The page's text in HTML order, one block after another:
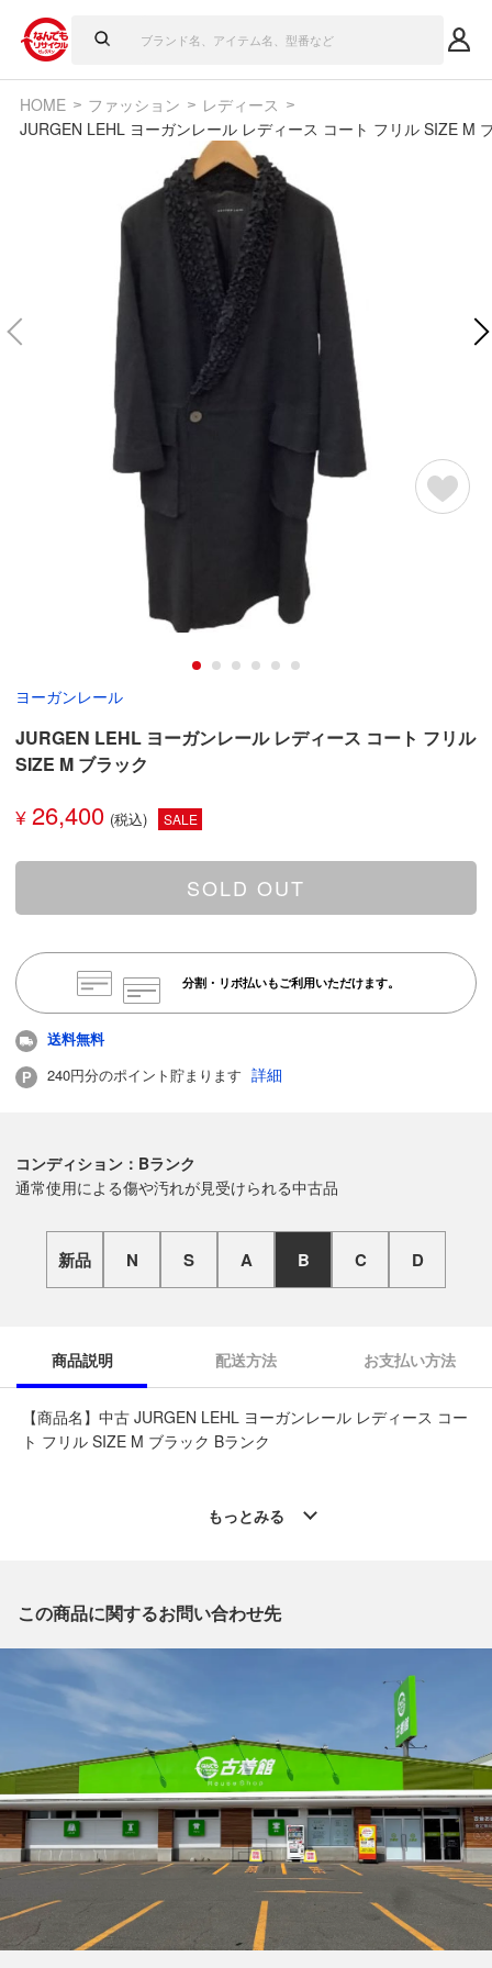
HOME ファッション
レディース
JURGEN LEHL ヨーガンレール レディース コート フリル SIZE M
ヨーガンレール
JURGEN LEHL ヨーガンレール レディース コート フリル
SIZE M ブラック
¥ 26,400 SALE
SOLD OUT
分割・リボ払いもご利用いただけます。
送料無料
240円分のポイント貯まります 詳細
コンディション：Bランク
通常使用による傷や汚れが見受けられる中古品
新品 N S A B C D
商品説明 配送方法 お支払い方法
【商品名】中古 JURGEN LEHL ヨーガンレール レディース コー
ト フリル SIZE M ブラック Bランク
※「なんでもリサイクルビッグバン 公式オンラインストアの出
電話番号：0155-67-8571
【店舗内商品コード】1002100900876
【メーカー】JURGEN LEHL/ヨーガンレール
【対象】ミセス
【カラー】ブラック
【表記サイズ】EU M
【肩幅】約40cm
【着丈】約110cm
【袖丈】約59cm
【付属品】なし
【ランク】Bランク
通常使用による傷や汚れが見受けられる中古品
もっとみる
この商品に関するお問い合わせ先